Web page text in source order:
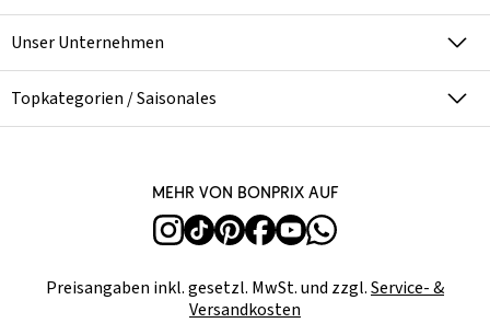
Unser Unternehmen
Topkategorien / Saisonales
Mehr von bonprix auf
Preisangaben inkl. gesetzl. MwSt. und zzgl.Service- &
Versandkosten